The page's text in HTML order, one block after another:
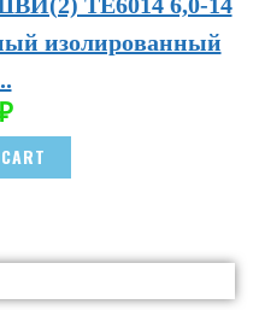
TE6014 6,0-14
изолированный